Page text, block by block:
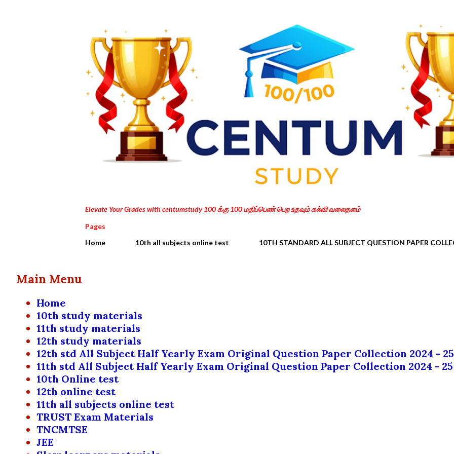
Elevate Your Grades with centumstudy 100 க்கு 100 மதிப்பெண் பெற உதவும் கல்வி வலைதளம்
Pages
Home
10th all subjects online test 10TH STANDARD ALL SUBJECT QUESTION PAPER
Main Menu
Home
10th study materials
11th study materials
12th study materials
12th std All Subject Half Yearly Exam Original Question Paper Collection 2024 - 25
11th std All Subject Half Yearly Exam Original Question Paper Collection 2024 - 25
10th Online test
12th online test
11th all subjects online test
TRUST Exam Materials
TNCMTSE
JEE